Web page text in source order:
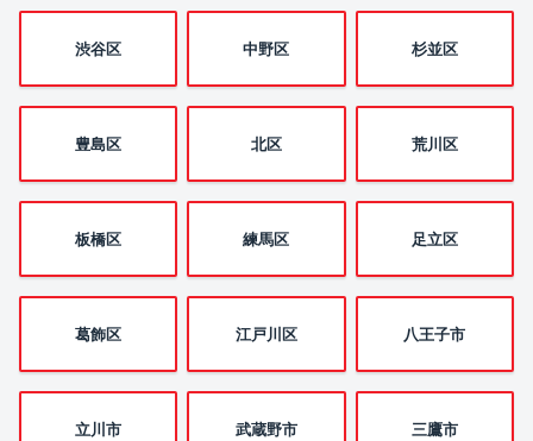
渋谷区 中野区 杉並区
豊島区 北区 荒川区
板橋区 練馬区 足立区
葛飾区 江戸川区 八王子市
立川市 武蔵野市 三鷹市